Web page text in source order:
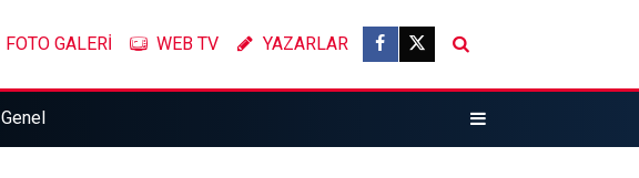
FOTO GALERİ WEB TV YAZARLAR
Genel